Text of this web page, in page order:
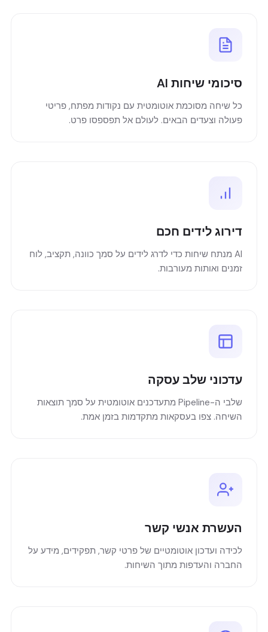
סיכומי שיחות AI
כל שיחה מסוכמת אוטומטית עם נקודות מפתח, פריטי
פעולה וצעדים הבאים. לעולם אל תפספסו פרט.
דירוג לידים חכם
AI מנתח שיחות כדי לדרג לידים על סמך כוונה, תקציב, לוח
זמנים ואותות מעורבות.
עדכוני שלב עסקה
שלבי ה-Pipeline מתעדכנים אוטומטית על סמך תוצאות
השיחה. צפו בעסקאות מתקדמות בזמן אמת.
העשרת אנשי קשר
לכידה ועדכון אוטומטיים של פרטי קשר, תפקידים, מידע על
החברה והעדפות מתוך השיחות.